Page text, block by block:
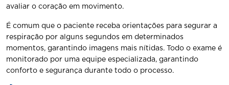
avaliar o coração em movimento.
É comum que o paciente receba orientações para segurar a
respiração por alguns segundos em determinados
momentos, garantindo imagens mais nítidas. Todo o exame é
monitorado por uma equipe especializada, garantindo
conforto e segurança durante todo o processo.